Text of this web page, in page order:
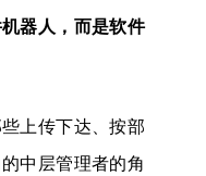
器人，而是软件
上传下达、按部
中层管理者的角